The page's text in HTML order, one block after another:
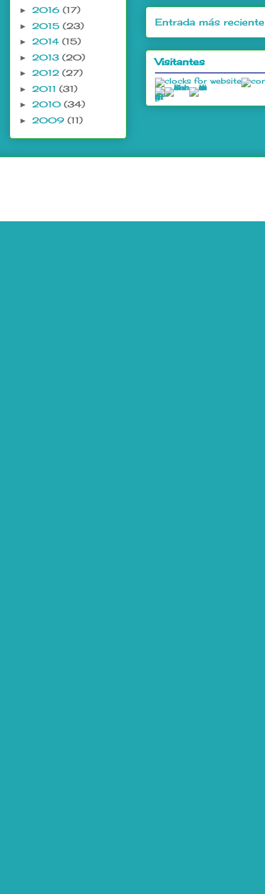
Entrada más reciente
Visitantes
► 2016 (17)
► 2015 (23)
► 2014 (15)
► 2013 (20)
► 2012 (27)
► 2011 (31)
► 2010 (34)
► 2009 (11)